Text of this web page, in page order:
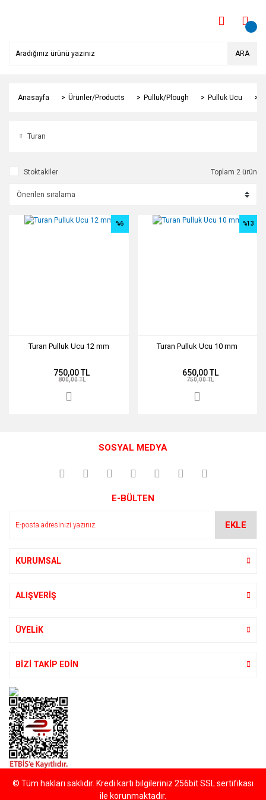
ARA
Anasayfa Ürünler/Products Pulluk/Plough Pulluk Ucu
Turan
Stoktakiler Toplam 2 ürün
Turan Pulluk Ucu 12 mm
%6
750,00 TL
800,00 TL
Turan Pulluk Ucu 10 mm
%13
650,00 TL
750,00 TL
SOSYAL MEDYA
E-BÜLTEN
EKLE
KURUMSAL
ALIŞVERİŞ
ÜYELİK
BİZİ TAKİP EDİN
© Tüm hakları saklıdır. Kredi kartı bilgileriniz 256bit SSL sertifikası
ile korunmaktadır.